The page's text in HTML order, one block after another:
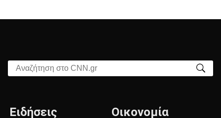
Αναζήτηση στο CNN.gr
Ειδήσεις Οικονομία